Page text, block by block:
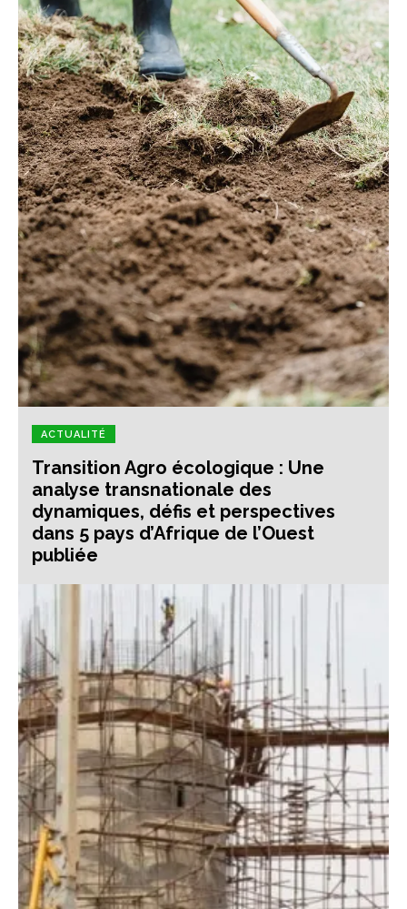
ACTUALITÉ
Transition Agro écologique : Une
analyse transnationale des
dynamiques, défis et perspectives
dans 5 pays d’Afrique de l’Ouest
publiée